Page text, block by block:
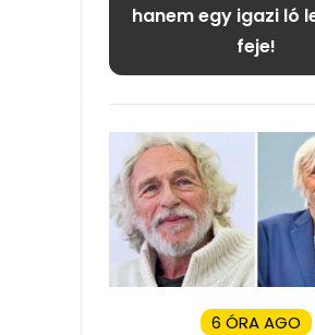
hanem egy igazi ló
feje!
6 ÓRA AGO